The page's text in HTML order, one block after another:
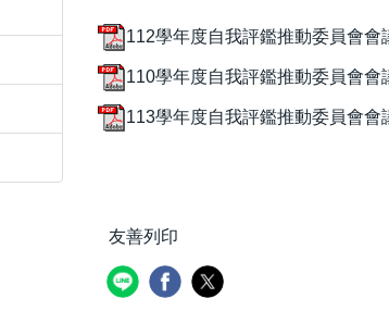
112學年度自我評鑑推動委員會會
110學年度自我評鑑推動委員會會
113學年度自我評鑑推動委員會會
友善列印